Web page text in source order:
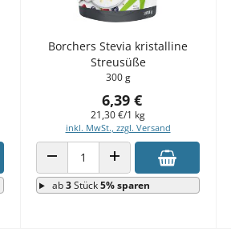
Borchers Stevia kristalline
Streusüße
300 g
6,39 €
21,30 €/1 kg
inkl. MwSt., zzgl. Versand
ANZAHL VERRINGERNANZAHL ERHÖHEN
ab3Stück5% sparen